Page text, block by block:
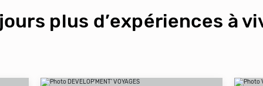
plus d’expériences à